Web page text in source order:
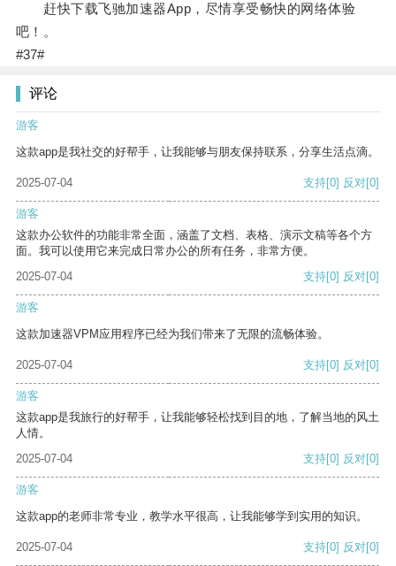
赶快下载飞驰加速器App，尽情享受畅快的网络体验
吧！。
#37#
评论
游客
这款app是我社交的好帮手，让我能够与朋友保持联系，分享生活点滴。
2025-07-04 支持[0] 反对[0]
游客
这款办公软件的功能非常全面，涵盖了文档、表格、演示文稿等各个方
面。我可以使用它来完成日常办公的所有任务，非常方便。
2025-07-04
支持[0] 反对[0]
游客
这款加速器VPM应用程序已经为我们带来了无限的流畅体验。
2025-07-04 支持[0] 反对[0]
游客
这款app是我旅行的好帮手，让我能够轻松找到目的地，了解当地的风土
人情。
2025-07-04
支持[0] 反对[0]
游客
这款app的老师非常专业，教学水平很高，让我能够学到实用的知识。
2025-07-04 支持[0] 反对[0]